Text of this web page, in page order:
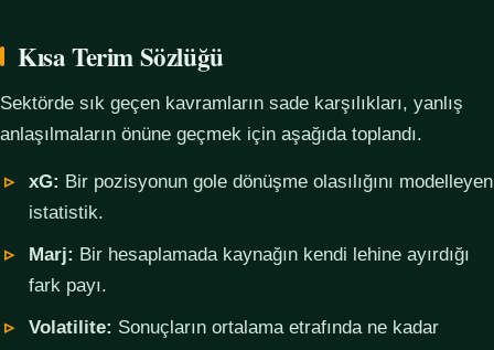
Kısa Terim Sözlüğü
Sektörde sık geçen kavramların sade karşılıkları, yanlış
anlaşılmaların önüne geçmek için aşağıda toplandı.
xG: Bir pozisyonun gole dönüşme olasılığını modelleyen
istatistik.
Marj: Bir hesaplamada kaynağın kendi lehine ayırdığı
fark payı.
Volatilite: Sonuçların ortalama etrafında ne kadar